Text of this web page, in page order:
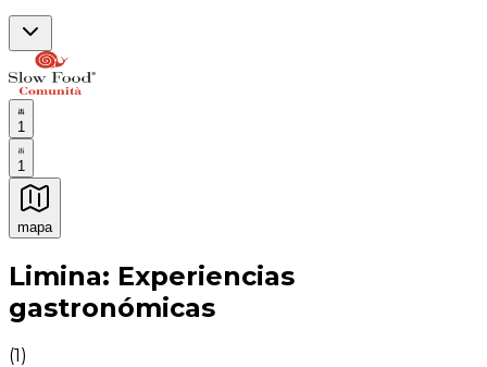
1
1
mapa
Experiencias culinarias inolvidables: Experiencias
Limina: Experiencias
gastronómicas
(1)